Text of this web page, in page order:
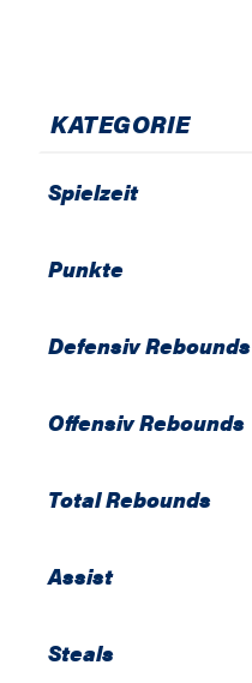
KATEGORIE
Spielzeit
Punkte
Defensiv Rebounds
Offensiv Rebounds
Total Rebounds
Assist
Steals